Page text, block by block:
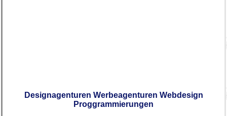
Designagenturen Werbeagenturen Webdesign
Proggrammierungen